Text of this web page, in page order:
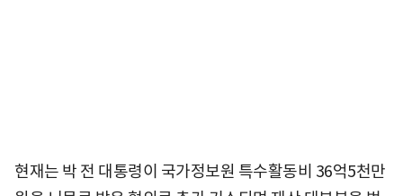
현재는 박 전 대통령이 국가정보원 특수활동비 36억5천만